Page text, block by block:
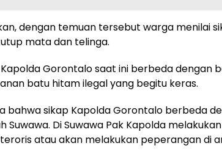
dengan temuan tersebut warga menilai
mata dan telinga.
Kapolda Gorontalo saat ini berbeda dengan
batu hitam ilegal yang begitu keras.
bahwa sikap Kapolda Gorontalo berbeda
Suwawa. Di Suwawa Pak Kapolda
atau akan melakukan peperangan di